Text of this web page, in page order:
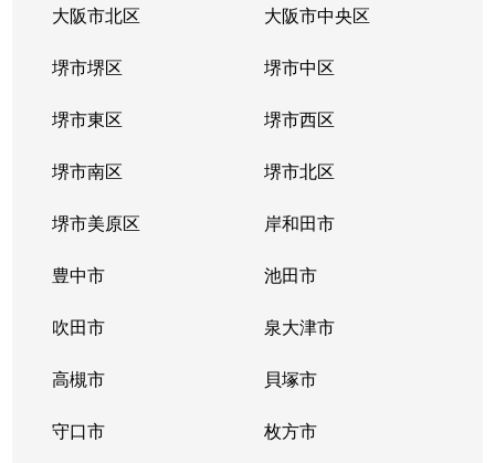
大阪市北区 大阪市中央区
堺市堺区 堺市中区
堺市東区 堺市西区
堺市南区 堺市北区
堺市美原区 岸和田市
豊中市 池田市
吹田市 泉大津市
高槻市 貝塚市
守口市 枚方市